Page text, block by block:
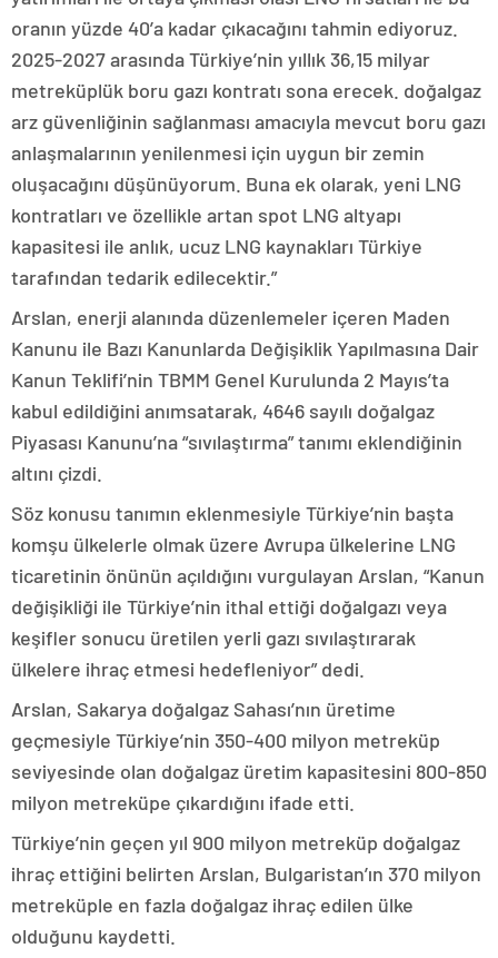
oranın yüzde 40’a kadar çıkacağını tahmin ediyoruz.
2025-2027 arasında Türkiye’nin yıllık 36,15 milyar
metreküplük boru gazı kontratı sona erecek. doğalgaz
arz güvenliğinin sağlanması amacıyla mevcut boru gazı
anlaşmalarının yenilenmesi için uygun bir zemin
oluşacağını düşünüyorum. Buna ek olarak, yeni LNG
kontratları ve özellikle artan spot LNG altyapı
kapasitesi ile anlık, ucuz LNG kaynakları Türkiye
tarafından tedarik edilecektir.”
Arslan, enerji alanında düzenlemeler içeren Maden
Kanunu ile Bazı Kanunlarda Değişiklik Yapılmasına Dair
Kanun Teklifi’nin TBMM Genel Kurulunda 2 Mayıs’ta
kabul edildiğini anımsatarak, 4646 sayılı doğalgaz
Piyasası Kanunu’na “sıvılaştırma” tanımı eklendiğinin
altını çizdi.
Söz konusu tanımın eklenmesiyle Türkiye’nin başta
komşu ülkelerle olmak üzere Avrupa ülkelerine LNG
ticaretinin önünün açıldığını vurgulayan Arslan, “Kanun
değişikliği ile Türkiye’nin ithal ettiği doğalgazı veya
keşifler sonucu üretilen yerli gazı sıvılaştırarak
ülkelere ihraç etmesi hedefleniyor” dedi.
Arslan, Sakarya doğalgaz Sahası’nın üretime
geçmesiyle Türkiye’nin 350-400 milyon metreküp
seviyesinde olan doğalgaz üretim kapasitesini 800-850
milyon metreküpe çıkardığını ifade etti.
Türkiye’nin geçen yıl 900 milyon metreküp doğalgaz
ihraç ettiğini belirten Arslan, Bulgaristan’ın 370 milyon
metreküple en fazla doğalgaz ihraç edilen ülke
olduğunu kaydetti.